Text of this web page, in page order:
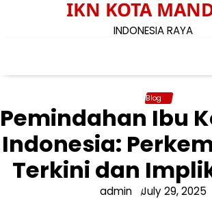
IKN KOTA
INDONESIA RAYA
Blog
Pemindahan Ibu
Indonesia:
Terkini dan
admin July 29, 2025